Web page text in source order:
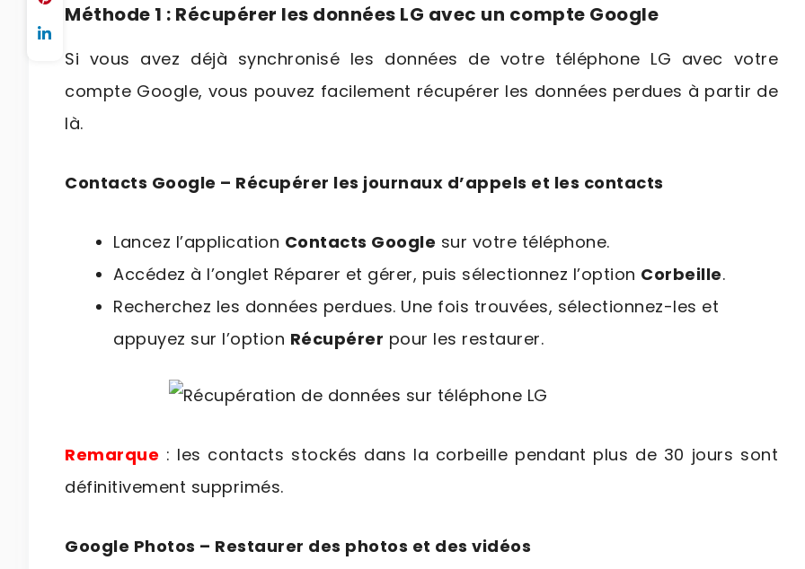
Méthode 1 : Récupérer les données LG avec un compte Google
Si vous avez déjà synchronisé les données de votre téléphone LG avec votre
compte Google, vous pouvez facilement récupérer les données perdues à partir de
là.
Contacts Google – Récupérer les journaux d’appels et les contacts
Lancez l’application Contacts Google sur votre téléphone.
Accédez à l’onglet Réparer et gérer, puis sélectionnez l’option Corbeille.
Recherchez les données perdues. Une fois trouvées, sélectionnez-les et
appuyez sur l’option Récupérer pour les restaurer.
Remarque : les contacts stockés dans la corbeille pendant plus de 30 jours sont
définitivement supprimés.
Google Photos – Restaurer des photos et des vidéos